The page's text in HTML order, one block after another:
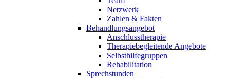
Netzwerk
Zahlen & Fakten
Behandlungsangebot
Anschlusstherapie
Therapiebegleitende Angebote
Selbsthilfegruppen
Rehabilitation
Sprechstunden